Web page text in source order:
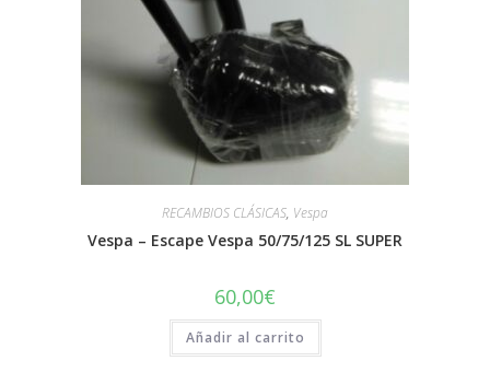
RECAMBIOS CLÁSICAS, Vespa
Vespa – Escape Vespa 50/75/125 SL SUPER
60,00€
Añadir al carrito